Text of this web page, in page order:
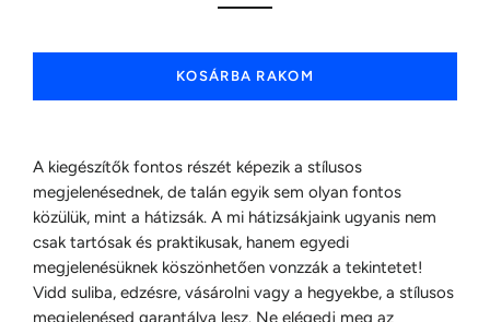
KOSÁRBA RAKOM
A kiegészítők fontos részét képezik a stílusos
megjelenésednek, de talán egyik sem olyan fontos
közülük, mint a hátizsák. A mi hátizsákjaink ugyanis nem
csak tartósak és praktikusak, hanem egyedi
megjelenésüknek köszönhetően vonzzák a tekintetet!
Vidd suliba, edzésre, vásárolni vagy a hegyekbe, a stílusos
megjelenésed garantálva lesz. Ne elégedj meg az